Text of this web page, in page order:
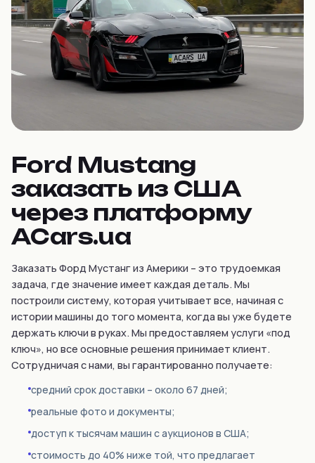
Ford Mustang
заказать из США
через платформу
ACars.ua
Заказать Форд Мустанг из Америки – это трудоемкая
задача, где значение имеет каждая деталь. Мы
построили систему, которая учитывает все, начиная с
истории машины до того момента, когда вы уже будете
держать ключи в руках. Мы предоставляем услуги «под
ключ», но все основные решения принимает клиент.
Сотрудничая с нами, вы гарантированно получаете:
средний срок доставки – около 67 дней;
реальные фото и документы;
доступ к тысячам машин с аукционов в США;
стоимость до 40% ниже той, что предлагает